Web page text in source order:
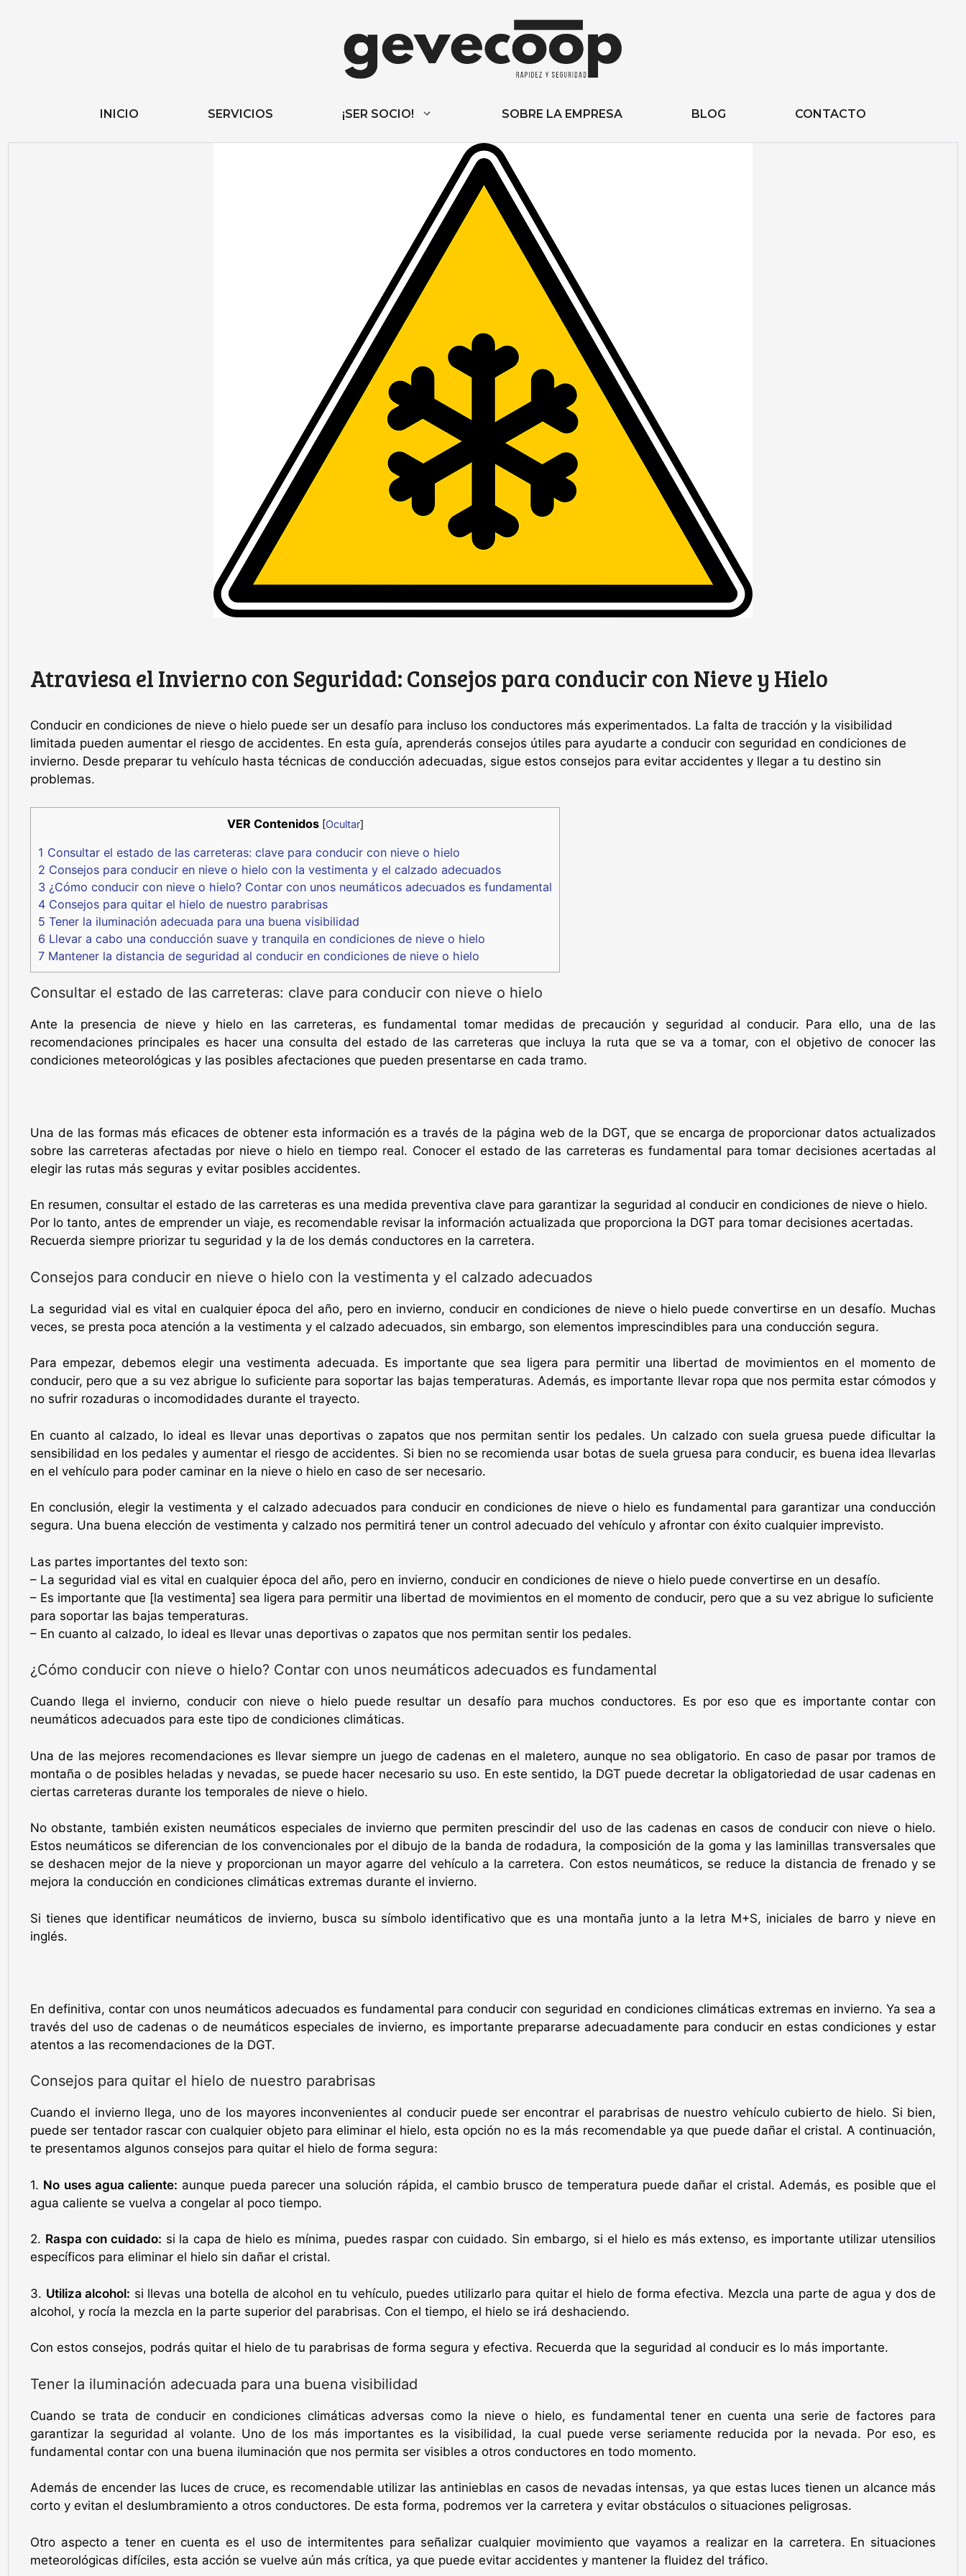
INICIO SERVICIOS ¡SER SOCIO! SOBRE LA EMPRESA BLOG CONTACTO
Atraviesa el Invierno con Seguridad: Consejos para conducir con Nieve y Hielo
Conducir en condiciones de nieve o hielo puede ser un desafío para incluso los conductores más experimentados. La falta de tracción y la visibilidad
limitada pueden aumentar el riesgo de accidentes. En esta guía, aprenderás consejos útiles para ayudarte a conducir con seguridad en condiciones de
invierno. Desde preparar tu vehículo hasta técnicas de conducción adecuadas, sigue estos consejos para evitar accidentes y llegar a tu destino sin
problemas.
VER Contenidos [Ocultar]
1 Consultar el estado de las carreteras: clave para conducir con nieve o hielo
2 Consejos para conducir en nieve o hielo con la vestimenta y el calzado adecuados
3 ¿Cómo conducir con nieve o hielo? Contar con unos neumáticos adecuados es fundamental
4 Consejos para quitar el hielo de nuestro parabrisas
5 Tener la iluminación adecuada para una buena visibilidad
6 Llevar a cabo una conducción suave y tranquila en condiciones de nieve o hielo
7 Mantener la distancia de seguridad al conducir en condiciones de nieve o hielo
Consultar el estado de las carreteras: clave para conducir con nieve o hielo
Ante la presencia de nieve y hielo en las carreteras, es fundamental tomar medidas de precaución y seguridad al conducir. Para ello, una de las
recomendaciones principales es hacer una consulta del estado de las carreteras que incluya la ruta que se va a tomar, con el objetivo de conocer las
condiciones meteorológicas y las posibles afectaciones que pueden presentarse en cada tramo.
Una de las formas más eficaces de obtener esta información es a través de la página web de la DGT, que se encarga de proporcionar datos actualizados
sobre las carreteras afectadas por nieve o hielo en tiempo real. Conocer el estado de las carreteras es fundamental para tomar decisiones acertadas al
elegir las rutas más seguras y evitar posibles accidentes.
En resumen, consultar el estado de las carreteras es una medida preventiva clave para garantizar la seguridad al conducir en condiciones de nieve o hielo.
Por lo tanto, antes de emprender un viaje, es recomendable revisar la información actualizada que proporciona la DGT para tomar decisiones acertadas.
Recuerda siempre priorizar tu seguridad y la de los demás conductores en la carretera.
Consejos para conducir en nieve o hielo con la vestimenta y el calzado adecuados
La seguridad vial es vital en cualquier época del año, pero en invierno, conducir en condiciones de nieve o hielo puede convertirse en un desafío. Muchas
veces, se presta poca atención a la vestimenta y el calzado adecuados, sin embargo, son elementos imprescindibles para una conducción segura.
Para empezar, debemos elegir una vestimenta adecuada. Es importante que sea ligera para permitir una libertad de movimientos en el momento de
conducir, pero que a su vez abrigue lo suficiente para soportar las bajas temperaturas. Además, es importante llevar ropa que nos permita estar cómodos y
no sufrir rozaduras o incomodidades durante el trayecto.
En cuanto al calzado, lo ideal es llevar unas deportivas o zapatos que nos permitan sentir los pedales. Un calzado con suela gruesa puede dificultar la
sensibilidad en los pedales y aumentar el riesgo de accidentes. Si bien no se recomienda usar botas de suela gruesa para conducir, es buena idea llevarlas
en el vehículo para poder caminar en la nieve o hielo en caso de ser necesario.
En conclusión, elegir la vestimenta y el calzado adecuados para conducir en condiciones de nieve o hielo es fundamental para garantizar una conducción
segura. Una buena elección de vestimenta y calzado nos permitirá tener un control adecuado del vehículo y afrontar con éxito cualquier imprevisto.
Las partes importantes del texto son:
– La seguridad vial es vital en cualquier época del año, pero en invierno, conducir en condiciones de nieve o hielo puede convertirse en un desafío.
– Es importante que [la vestimenta] sea ligera para permitir una libertad de movimientos en el momento de conducir, pero que a su vez abrigue lo suficiente
para soportar las bajas temperaturas.
– En cuanto al calzado, lo ideal es llevar unas deportivas o zapatos que nos permitan sentir los pedales.
¿Cómo conducir con nieve o hielo? Contar con unos neumáticos adecuados es fundamental
Cuando llega el invierno, conducir con nieve o hielo puede resultar un desafío para muchos conductores. Es por eso que es importante contar con
neumáticos adecuados para este tipo de condiciones climáticas.
Una de las mejores recomendaciones es llevar siempre un juego de cadenas en el maletero, aunque no sea obligatorio. En caso de pasar por tramos de
montaña o de posibles heladas y nevadas, se puede hacer necesario su uso. En este sentido, la DGT puede decretar la obligatoriedad de usar cadenas en
ciertas carreteras durante los temporales de nieve o hielo.
No obstante, también existen neumáticos especiales de invierno que permiten prescindir del uso de las cadenas en casos de conducir con nieve o hielo.
Estos neumáticos se diferencian de los convencionales por el dibujo de la banda de rodadura, la composición de la goma y las laminillas transversales que
se deshacen mejor de la nieve y proporcionan un mayor agarre del vehículo a la carretera. Con estos neumáticos, se reduce la distancia de frenado y se
mejora la conducción en condiciones climáticas extremas durante el invierno.
Si tienes que identificar neumáticos de invierno, busca su símbolo identificativo que es una montaña junto a la letra M+S, iniciales de barro y nieve en
inglés.
En definitiva, contar con unos neumáticos adecuados es fundamental para conducir con seguridad en condiciones climáticas extremas en invierno. Ya sea a
través del uso de cadenas o de neumáticos especiales de invierno, es importante prepararse adecuadamente para conducir en estas condiciones y estar
atentos a las recomendaciones de la DGT.
Consejos para quitar el hielo de nuestro parabrisas
Cuando el invierno llega, uno de los mayores inconvenientes al conducir puede ser encontrar el parabrisas de nuestro vehículo cubierto de hielo. Si bien,
puede ser tentador rascar con cualquier objeto para eliminar el hielo, esta opción no es la más recomendable ya que puede dañar el cristal. A continuación,
te presentamos algunos consejos para quitar el hielo de forma segura:
1. No uses agua caliente: aunque pueda parecer una solución rápida, el cambio brusco de temperatura puede dañar el cristal. Además, es posible que el
agua caliente se vuelva a congelar al poco tiempo.
2. Raspa con cuidado: si la capa de hielo es mínima, puedes raspar con cuidado. Sin embargo, si el hielo es más extenso, es importante utilizar utensilios
específicos para eliminar el hielo sin dañar el cristal.
3. Utiliza alcohol: si llevas una botella de alcohol en tu vehículo, puedes utilizarlo para quitar el hielo de forma efectiva. Mezcla una parte de agua y dos de
alcohol, y rocía la mezcla en la parte superior del parabrisas. Con el tiempo, el hielo se irá deshaciendo.
Con estos consejos, podrás quitar el hielo de tu parabrisas de forma segura y efectiva. Recuerda que la seguridad al conducir es lo más importante.
Tener la iluminación adecuada para una buena visibilidad
Cuando se trata de conducir en condiciones climáticas adversas como la nieve o hielo, es fundamental tener en cuenta una serie de factores para
garantizar la seguridad al volante. Uno de los más importantes es la visibilidad, la cual puede verse seriamente reducida por la nevada. Por eso, es
fundamental contar con una buena iluminación que nos permita ser visibles a otros conductores en todo momento.
Además de encender las luces de cruce, es recomendable utilizar las antinieblas en casos de nevadas intensas, ya que estas luces tienen un alcance más
corto y evitan el deslumbramiento a otros conductores. De esta forma, podremos ver la carretera y evitar obstáculos o situaciones peligrosas.
Otro aspecto a tener en cuenta es el uso de intermitentes para señalizar cualquier movimiento que vayamos a realizar en la carretera. En situaciones
meteorológicas difíciles, esta acción se vuelve aún más crítica, ya que puede evitar accidentes y mantener la fluidez del tráfico.